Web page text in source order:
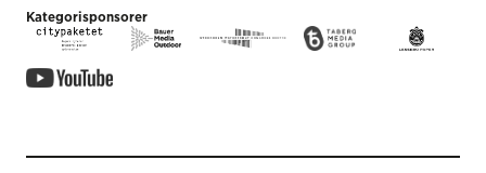
Kategorisponsorer